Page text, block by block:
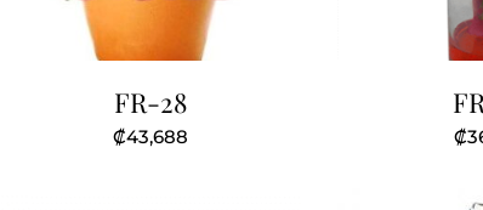
FR-28
₡43,688 ₡